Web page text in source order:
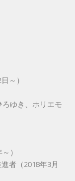
～）
ゆき、ホリエモ
）
者（2018年3月